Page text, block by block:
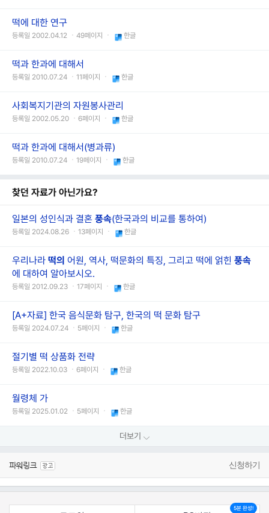
떡에 대한 연구
등록일 2002.04.12 ㆍ49페이지 ㆍ 한글
떡과 한과에 대해서
등록일 2010.07.24 ㆍ11페이지 ㆍ 한글
사회복지기관의 자원봉사관리
등록일 2002.05.20 ㆍ6페이지 ㆍ 한글
떡과 한과에 대해서(병과류)
등록일 2010.07.24 ㆍ19페이지 ㆍ 한글
찾던 자료가 아닌가요?
일본의 성인식과 결혼 풍속(한국과의 비교를 통하여)
등록일 2024.08.26 ㆍ13페이지 ㆍ 한글
우리나라 떡의 어원, 역사, 떡문화의 특징, 그리고 떡에 얽힌 풍속
에 대하여 알아보시오.
등록일 2012.09.23 ㆍ17페이지 ㆍ 한글
[A+자료] 한국 음식문화 탐구, 한국의 떡 문화 탐구
등록일 2024.07.24 ㆍ5페이지 ㆍ 한글
절기별 떡 상품화 전략
등록일 2022.10.03 ㆍ6페이지 ㆍ 한글
월령체 가
등록일 2025.01.02 ㆍ5페이지 ㆍ 한글
더보기
신청하기
5분 완성!